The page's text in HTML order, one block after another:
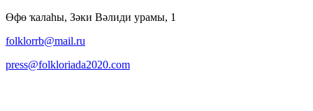
Өфө ҡалаһы, Зәки Вәлиди урамы, 1
folklorrb@mail.ru
press@folkloriada2020.com